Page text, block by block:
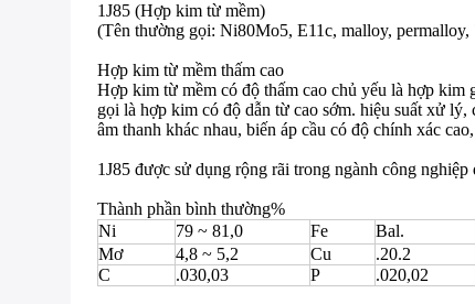
1J85 (Hợp kim từ mềm)
(Tên thường gọi: Ni80Mo5, E11c, malloy,
Hợp kim từ mềm thấm cao
Hợp kim từ mềm có độ thấm cao chủ yếu là hợp
gọi là hợp kim có độ dẫn từ cao sớm. hiệu suất xử
âm thanh khác nhau, biến áp cầu có độ chính xác
1J85 được sử dụng rộng rãi trong ngành công
Thành phần bình thường%
Ni
79 ~ 81,0 Fe Bal.
Mơ
4,8 ~ 5,2 Cu
.20.2
C
.030,03 P .020,02